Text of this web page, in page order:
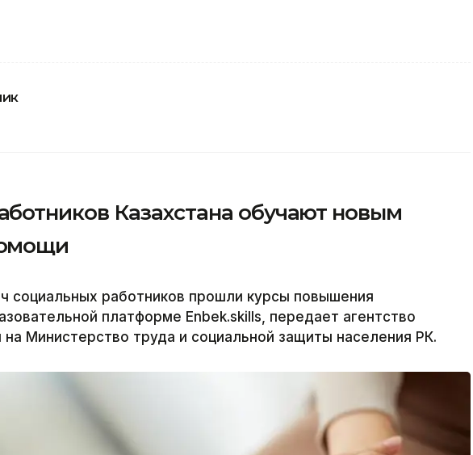
Казахстана обучают новым
социальных работников прошли курсы повышения
платформе Enbek.skills, передает агентство
на Министерство труда и социальной защиты населения РК.